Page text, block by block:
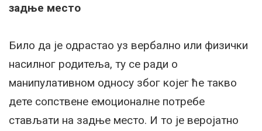
задње место
Било да је одрастао уз вербално или физички
насилног родитеља, ту се ради о
манипулативном односу због којег ће такво
дете сопствене емоционалне потребе
стављати на задње место. И то је веројатно